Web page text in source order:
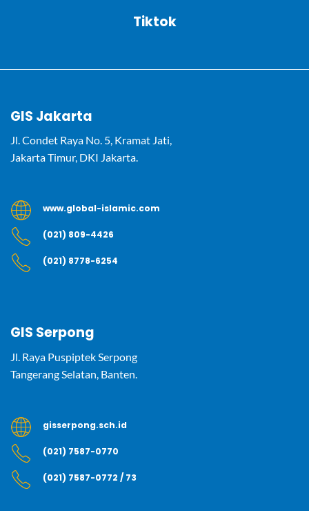
Tiktok
GIS Jakarta
Jl. Condet Raya No. 5, Kramat Jati,
Jakarta Timur, DKI Jakarta.
www.global-islamic.com
(021) 809-4426
(021) 8778-6254
GIS Serpong
Jl. Raya Puspiptek Serpong
Tangerang Selatan, Banten.
gisserpong.sch.id
(021) 7587-0770
(021) 7587-0772 / 73